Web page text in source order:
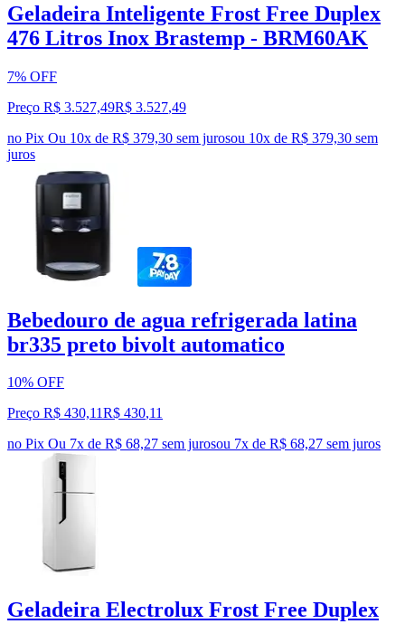
Geladeira Inteligente Frost Free Duplex
476 Litros Inox Brastemp - BRM60AK
7% OFF
Preço R$ 3.527,49R$ 3.527,49
no Pix Ou 10x de R$ 379,30 sem jurosou 10x de R$ 379,30 sem
juros
Bebedouro de agua refrigerada latina
br335 preto bivolt automatico
10% OFF
Preço R$ 430,11R$ 430,11
no Pix Ou 7x de R$ 68,27 sem jurosou 7x de R$ 68,27 sem juros
Geladeira Electrolux Frost Free Duplex